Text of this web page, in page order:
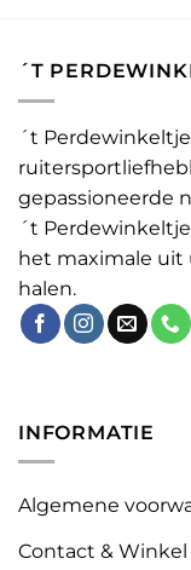
´T
´t
gepassioneerde
´t
het maximale uit
halen.
INFORMATIE
Algemene
Contact & Winkel